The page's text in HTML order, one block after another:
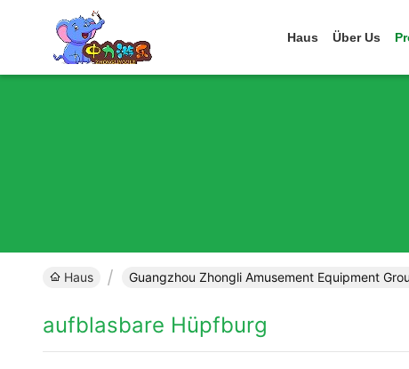
Haus Über Us
Haus Guangzhou Zhongli Amusement Equipment
aufblasbare Hüpfburg